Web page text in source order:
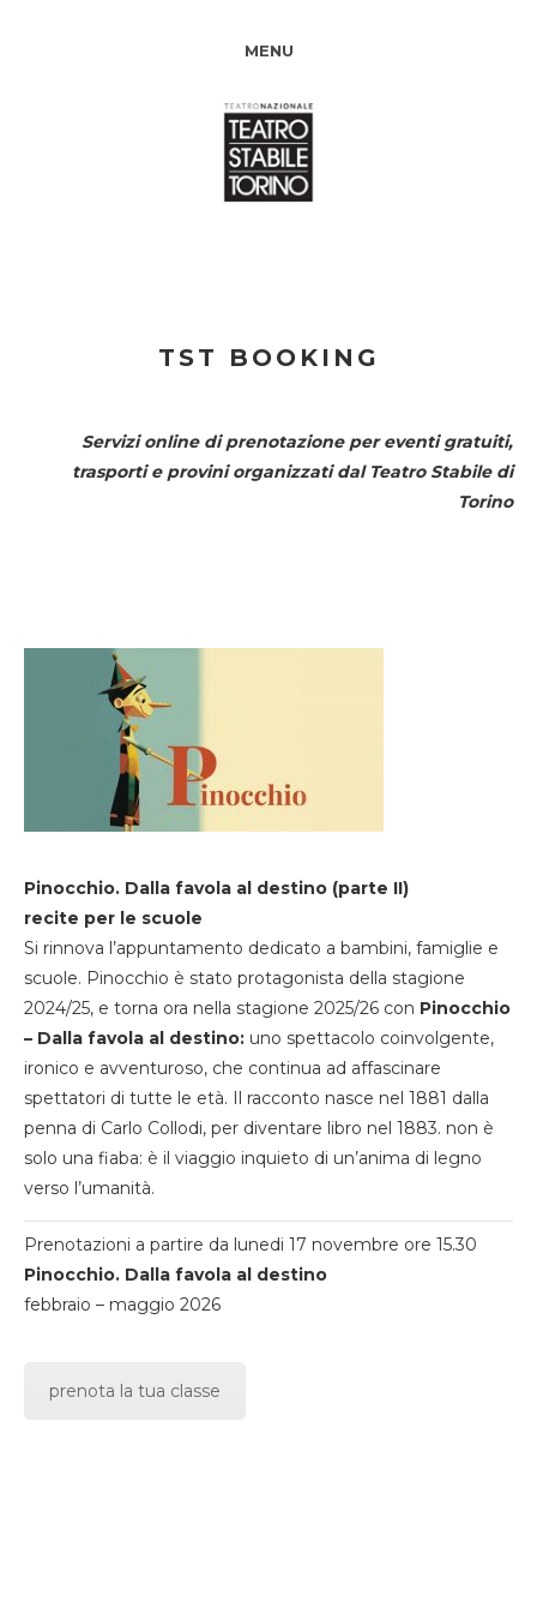
MENU
TST BOOKING
Servizi online di prenotazione per eventi gratuiti,
trasporti e provini organizzati dal Teatro Stabile di
Torino
Pinocchio. Dalla favola al destino (parte II)
recite per le scuole
Si rinnova l’appuntamento dedicato a bambini, famiglie e
scuole. Pinocchio è stato protagonista della stagione
2024/25, e torna ora nella stagione 2025/26 con Pinocchio
– Dalla favola al destino: uno spettacolo coinvolgente,
ironico e avventuroso, che continua ad affascinare
spettatori di tutte le età. Il racconto nasce nel 1881 dalla
penna di Carlo Collodi, per diventare libro nel 1883. non è
solo una fiaba: è il viaggio inquieto di un’anima di legno
verso l’umanità.
Prenotazioni a partire da lunedi 17 novembre ore 15.30
Pinocchio. Dalla favola al destino
febbraio – maggio 2026
prenota la tua classe